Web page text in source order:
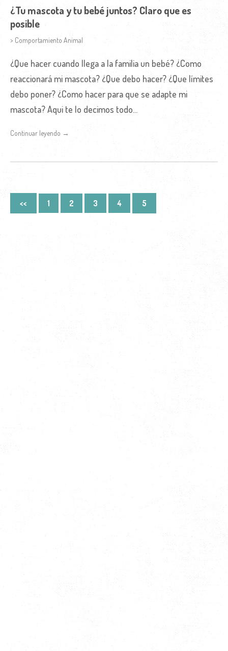
¿Tu mascota y tu bebé juntos? Claro que es
posible
> Comportamiento Animal
¿Que hacer cuando llega a la familia un bebé? ¿Como
reaccionará mi mascota? ¿Que debo hacer? ¿Que límites
debo poner? ¿Como hacer para que se adapte mi
mascota? Aqui te lo decimos todo...
Continuar leyendo →
<< 1 2 3 4 5